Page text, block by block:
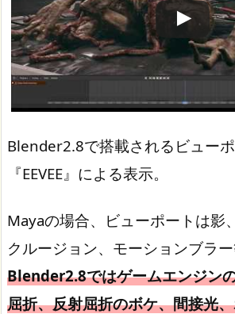
Blender2.8で搭載されるビュー
『EEVEE』による表示。
Mayaの場合、ビューポートは影
クルージョン、モーションブラー
Blender2.8ではゲームエンジン
屈折、反射屈折のボケ、間接光